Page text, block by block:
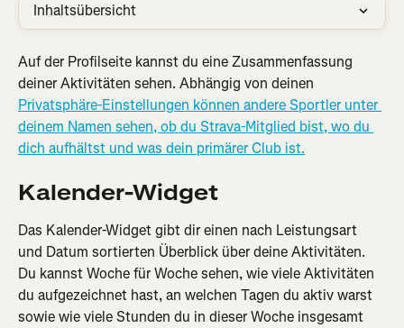
Inhaltsübersicht
Auf der Profilseite kannst du eine Zusammenfassung
deiner Aktivitäten sehen. Abhängig von deinen
Privatsphäre-Einstellungen können andere Sportler unter
deinem Namen sehen, ob du Strava-Mitglied bist, wo du
dich aufhältst und was dein primärer Club ist.
Kalender-Widget
Das Kalender-Widget gibt dir einen nach Leistungsart
und Datum sortierten Überblick über deine Aktivitäten.
Du kannst Woche für Woche sehen, wie viele Aktivitäten
du aufgezeichnet hast, an welchen Tagen du aktiv warst
sowie wie viele Stunden du in dieser Woche insgesamt